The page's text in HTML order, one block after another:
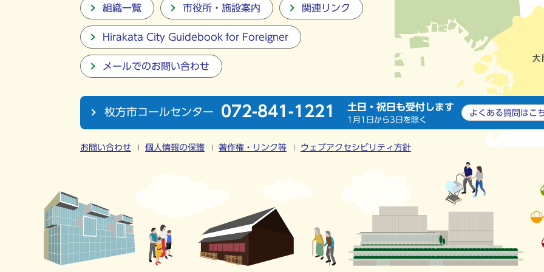
組織一覧 市役所・施設案内 関連リンク
Hirakata City Guidebook for Foreigner
メールでのお問い合わせ
枚方市コールセンター 072-841-1221 土日・祝日も受付します
1月1日から3日を除く
よくある質問は こ
お問い合わせ 個人情報の保護 著作権・リンク等 ウェブアクセシビリティ方針